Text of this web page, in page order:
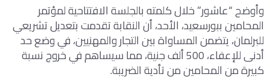
وأوضح “عاشور” خلال كلمته بالجلسة الافتتاحية لمؤتمر
المحامين ببورسعيد، الأحد، أن النقابة تقدمت بتعديل تشريعي
للبرلمان، يتضمن المساواة بين التجار والمهنيين، في وضع حد
أدنى للإعفاء، 500 ألف جنية، مما سيساهم في خروج نسبة
كبيرة من المحامين من تأدية الضريبة.